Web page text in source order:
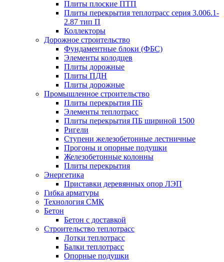
Плиты плоские ПТП
Плиты перекрытия теплотрасс серия 3.006.1-
2.87 тип П
Коллекторы
Дорожное строительство
Фундаментные блоки (ФБС)
Элементы колодцев
Плиты дорожные
Плиты ПДН
Плиты дорожные
Промышленное строительство
Плиты перекрытия ПБ
Элементы теплотрасс
Плиты перекрытия ПБ шириной 1500
Ригели
Ступени железобетонные лестничные
Прогоны и опорные подушки
Железобетонные колонны
Плиты перекрытия
Энергетика
Приставки деревянных опор ЛЭП
Гибка арматуры
Технология СМК
Бетон
Бетон с доставкой
Строительство теплотрасс
Лотки теплотрасс
Балки теплотрасс
Опорные подушки